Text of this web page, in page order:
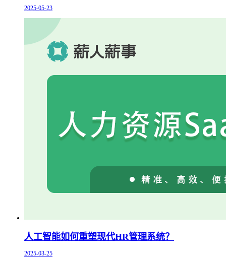
2025-05-23
人工智能如何重塑现代HR管理系统？
2025-03-25